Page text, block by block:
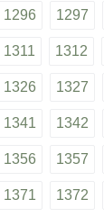
1296 1297
1311 1312
1326 1327
1341 1342
1356 1357
1371 1372